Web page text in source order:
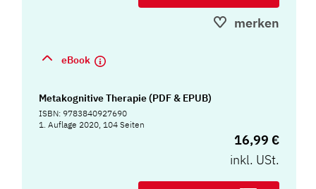
merken
eBook
Metakognitive Therapie (PDF & EPUB)
ISBN: 9783840927690
1. Auflage 2020, 104 Seiten
16,99 €
inkl. USt.